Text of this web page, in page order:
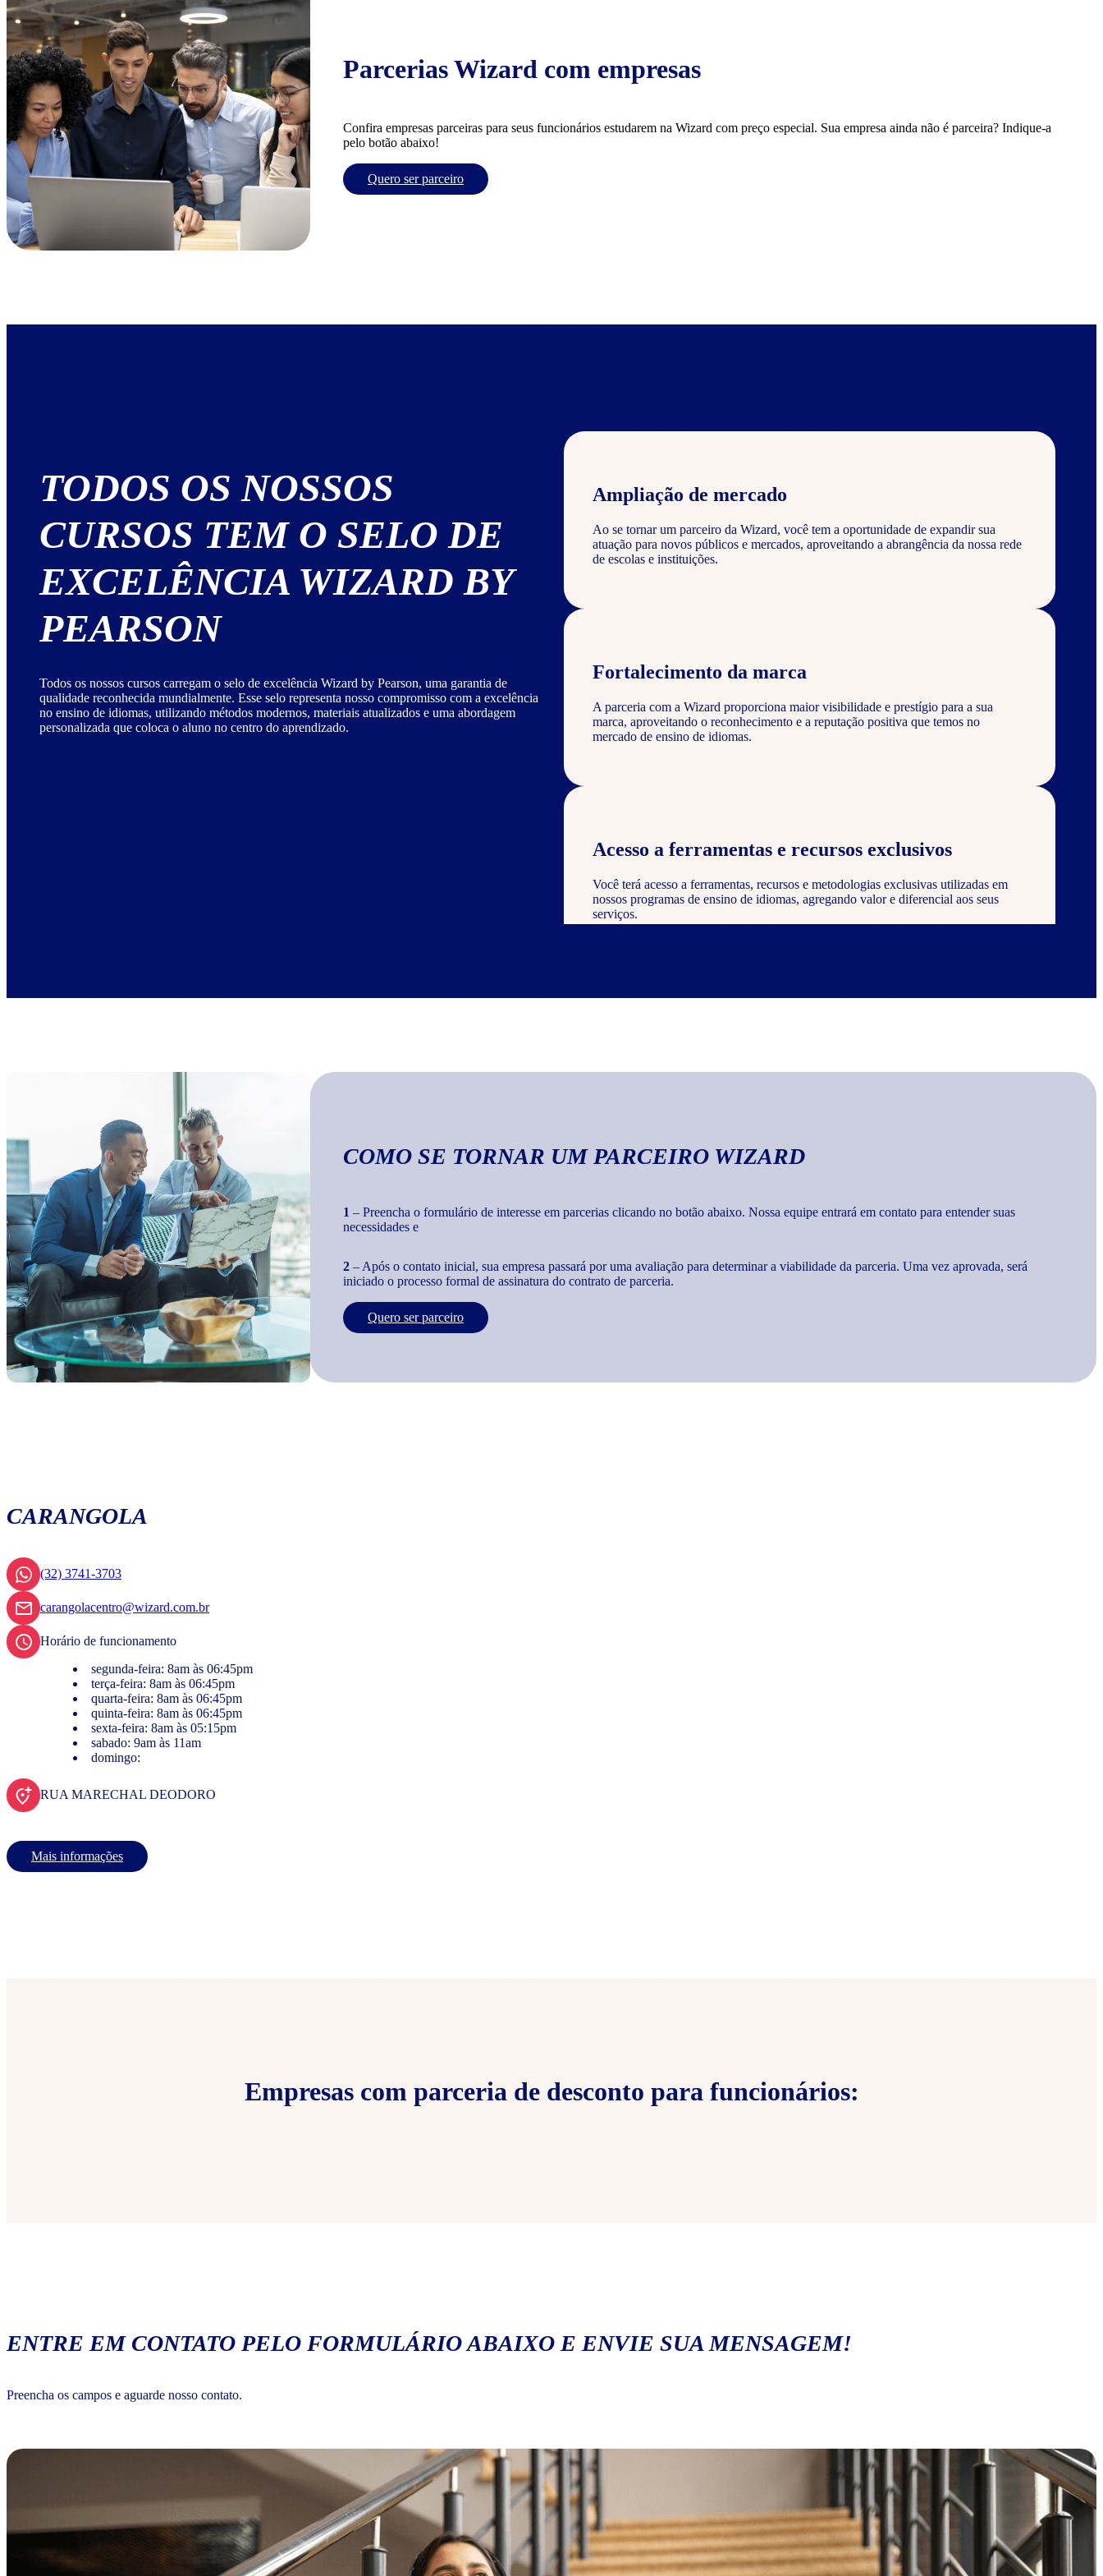
Parcerias Wizard com empresas
Confira empresas parceiras para seus funcionários estudarem na Wizard com preço especial. Sua empresa ainda não é parceira? Indique-a
pelo botão abaixo!
Quero ser parceiro
TODOS OS NOSSOS
CURSOS TEM O SELO DE
EXCELÊNCIA WIZARD BY
PEARSON
Todos os nossos cursos carregam o selo de excelência Wizard by Pearson, uma garantia de
qualidade reconhecida mundialmente. Esse selo representa nosso compromisso com a excelência
no ensino de idiomas, utilizando métodos modernos, materiais atualizados e uma abordagem
personalizada que coloca o aluno no centro do aprendizado.
Ampliação de mercado
Ao se tornar um parceiro da Wizard, você tem a oportunidade de expandir sua
atuação para novos públicos e mercados, aproveitando a abrangência da nossa rede
de escolas e instituições.
Fortalecimento da marca
A parceria com a Wizard proporciona maior visibilidade e prestígio para a sua
marca, aproveitando o reconhecimento e a reputação positiva que temos no
mercado de ensino de idiomas.
Acesso a ferramentas e recursos exclusivos
Você terá acesso a ferramentas, recursos e metodologias exclusivas utilizadas em
nossos programas de ensino de idiomas, agregando valor e diferencial aos seus
serviços.
valor à sua empresa e demonstrando compromisso com a qualidade e excelência
COMO SE TORNAR UM PARCEIRO WIZARD
1 – Preencha o formulário de interesse em parcerias clicando no botão abaixo. Nossa equipe entrará em contato para entender suas
necessidades e
2 – Após o contato inicial, sua empresa passará por uma avaliação para determinar a viabilidade da parceria. Uma vez aprovada, será
iniciado o processo formal de assinatura do contrato de parceria.
Quero ser parceiro
CARANGOLA
(32) 3741-3703
carangolacentro@wizard.com.br
Horário de funcionamento
segunda-feira: 8am às 06:45pm
terça-feira: 8am às 06:45pm
quarta-feira: 8am às 06:45pm
quinta-feira: 8am às 06:45pm
sexta-feira: 8am às 05:15pm
sabado: 9am às 11am
domingo:
RUA MARECHAL DEODORO
Mais informações
Empresas com parceria de desconto para funcionários:
ENTRE EM CONTATO PELO FORMULÁRIO ABAIXO E ENVIE SUA MENSAGEM!
Preencha os campos e aguarde nosso contato.